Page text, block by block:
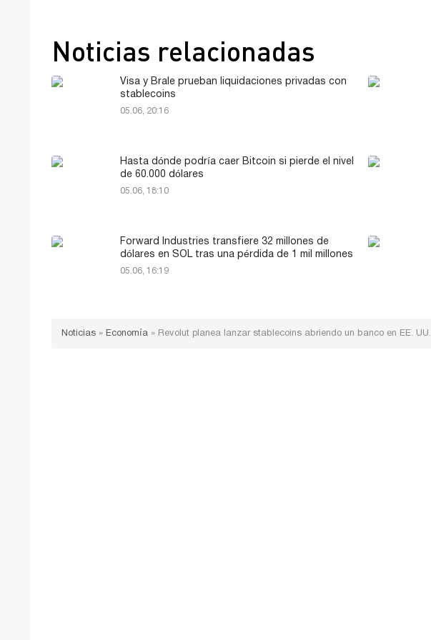
Noticias relacionadas
Visa y Brale prueban liquidaciones privadas con
stablecoins
05.06, 20:16
Hasta dónde podría caer Bitcoin si pierde el nivel
de 60.000 dólares
05.06, 18:10
Forward Industries transfiere 32 millones de
dólares en SOL tras una pérdida de 1 mil millones
05.06, 16:19
Noticias » Economía » Revolut planea lanzar stablecoins abriendo un banco en EE. UU.